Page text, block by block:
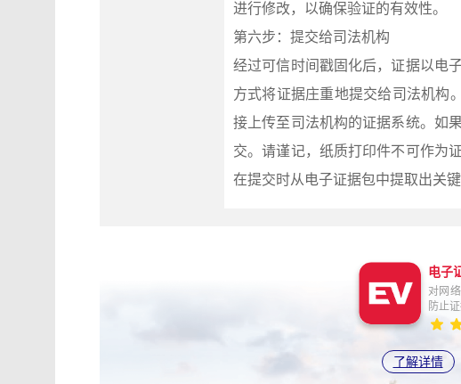
进行修改，以确保验证的有效性。
第六步：提交给司法机构
经过可信时间戳固化后，证据以电
方式将证据庄重地提交给司法机构
接上传至司法机构的证据系统。如
交。请谨记，纸质打印件不可作为
在提交时从电子证据包中提取出关
电子
对网
防止
了解详情